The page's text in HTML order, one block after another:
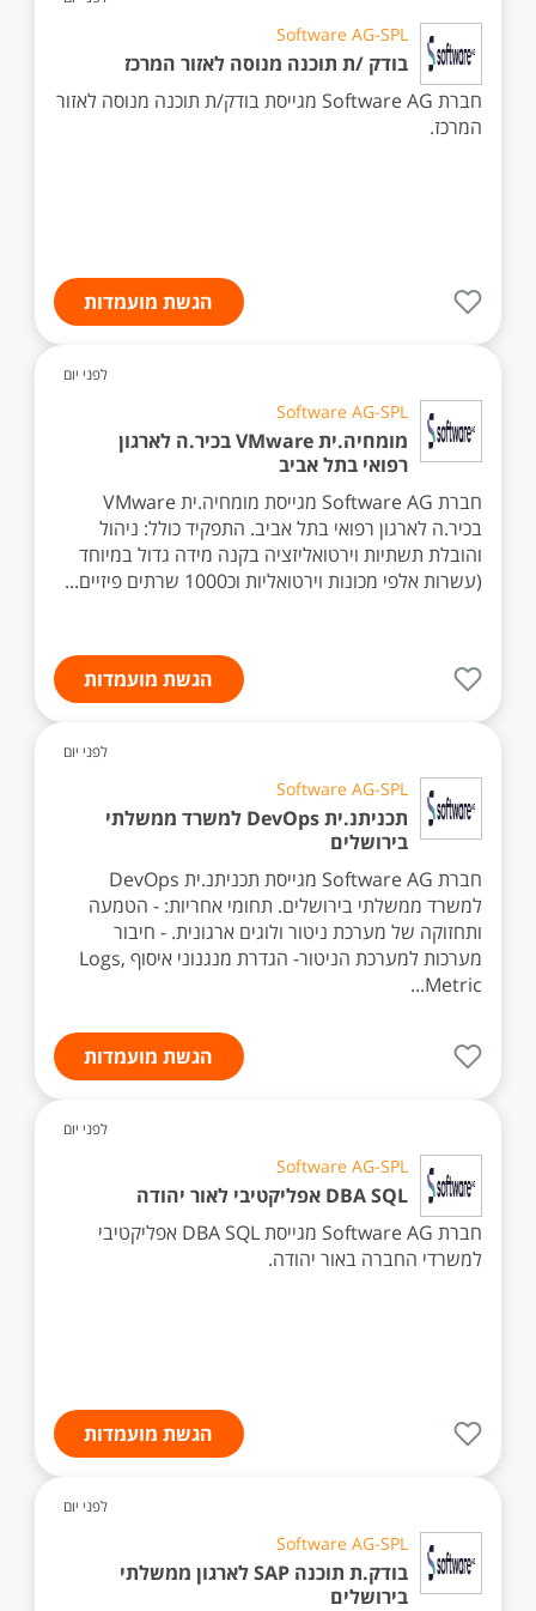
Software AG-SPL
בודק /ת תוכנה מנוסה לאזור המרכז
חברת Software AG מגייסת בודק/ת תוכנה מנוסה לאזור
המרכז.
הגשת מועמדות
לפני יום
Software AG-SPL
מומחיה.ית VMware בכיר.ה לארגון
רפואי בתל אביב
חברת Software AG מגייסת מומחיה.ית VMware
בכיר.ה לארגון רפואי בתל אביב. התפקיד כולל: ניהול
והובלת תשתיות וירטואליזציה בקנה מידה גדול במיוחד
(עשרות אלפי מכונות וירטואליות וכ1000 שרתים פיזיים...
הגשת מועמדות
לפני יום
Software AG-SPL
תכניתנ.ית DevOps למשרד ממשלתי
בירושלים
חברת Software AG מגייסת תכניתנ.ית DevOps
למשרד ממשלתי בירושלים. תחומי אחריות: - הטמעה
ותחזוקה של מערכת ניטור ולוגים ארגונית. - חיבור
מערכות למערכת הניטור- הגדרת מנגנוני איסוף Logs,
Metric...
הגשת מועמדות
לפני יום
Software AG-SPL
DBA SQL אפליקטיבי לאור יהודה
חברת Software AG מגייסת DBA SQL אפליקטיבי
למשרדי החברה באור יהודה.
הגשת מועמדות
לפני יום
Software AG-SPL
בודק.ת תוכנה SAP לארגון ממשלתי
בירושלים